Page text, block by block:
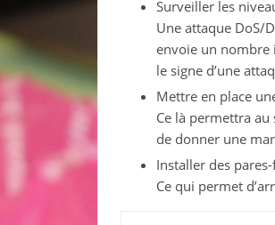
Surveiller les
Une attaque DoS/
envoie un nombre
le signe d’une
Mettre en place
Ce là permettra
de donner une
Installer des
Ce qui permet